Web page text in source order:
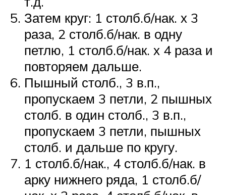
Затем круг: 1 столб.б/нак. х 3
раза, 2 столб.б/нак. в одну
петлю, 1 столб.б/нак. х 4 раза и
повторяем дальше.
Пышный столб., 3 в.п.,
пропускаем 3 петли, 2 пышных
столб. в один столб., 3 в.п.,
пропускаем 3 петли, пышных
столб. и дальше по кругу.
1 столб.б/нак., 4 столб.б/нак. в
арку нижнего ряда, 1 столб.б/